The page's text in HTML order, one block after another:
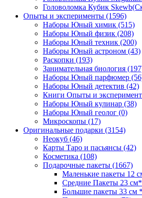
Головоломка Кубик
Опыты и эксперименты (1596)
Наборы Юный химик (515)
Наборы Юный физик (208)
Наборы Юный техник (200)
Наборы Юный астроном (43)
Раскопки (193)
Занимательная биология
Наборы Юный парфюмер
Наборы Юный детектив (42)
Книги Опыты и
Наборы Юный кулинар (38)
Наборы Юный геолог (0)
Микроскопы (17)
Оригинальные подарки (3154)
Неокуб (46)
Карты Таро и пасьянсы (42)
Косметика (108)
Подарочные пакеты (1667)
Маленькие пакеты 12
Средние Пакеты 23
Большие пакеты 33 см